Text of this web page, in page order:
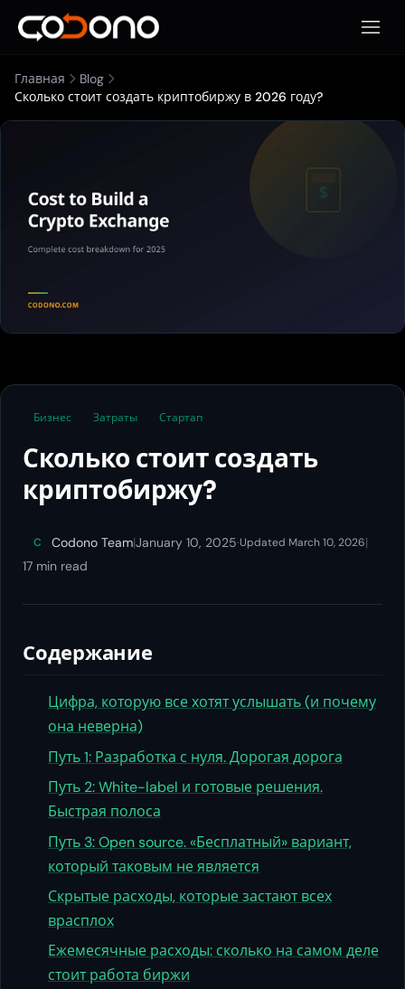
Главная
Blog
Сколько стоит создать криптобиржу в 2026 году?
Бизнес Затраты Стартап
Сколько стоит создать
криптобиржу?
C Codono Team|January 10, 2025·Updated March 10, 2026|
17 min read
Содержание
Цифра, которую все хотят услышать (и почему
она неверна)
Путь 1: Разработка с нуля. Дорогая дорога
Путь 2: White-label и готовые решения.
Быстрая полоса
Путь 3: Open source. «Бесплатный» вариант,
который таковым не является
Скрытые расходы, которые застают всех
врасплох
Ежемесячные расходы: сколько на самом деле
стоит работа биржи